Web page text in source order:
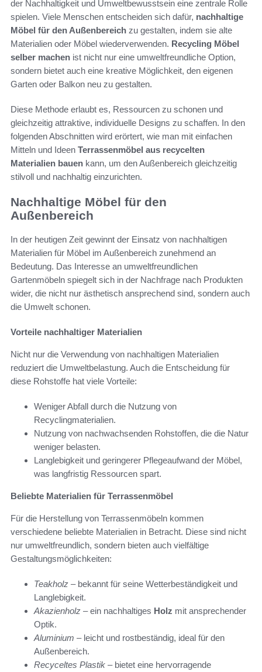
der Nachhaltigkeit und Umweltbewusstsein eine zentrale Rolle
spielen. Viele Menschen entscheiden sich dafür, nachhaltige
Möbel für den Außenbereich zu gestalten, indem sie alte
Materialien oder Möbel wiederverwenden. Recycling Möbel
selber machen ist nicht nur eine umweltfreundliche Option,
sondern bietet auch eine kreative Möglichkeit, den eigenen
Garten oder Balkon neu zu gestalten.
Diese Methode erlaubt es, Ressourcen zu schonen und
gleichzeitig attraktive, individuelle Designs zu schaffen. In den
folgenden Abschnitten wird erörtert, wie man mit einfachen
Mitteln und Ideen Terrassenmöbel aus recycelten
Materialien bauen kann, um den Außenbereich gleichzeitig
stilvoll und nachhaltig einzurichten.
Nachhaltige Möbel für den
Außenbereich
In der heutigen Zeit gewinnt der Einsatz von nachhaltigen
Materialien für Möbel im Außenbereich zunehmend an
Bedeutung. Das Interesse an umweltfreundlichen
Gartenmöbeln spiegelt sich in der Nachfrage nach Produkten
wider, die nicht nur ästhetisch ansprechend sind, sondern auch
die Umwelt schonen.
Vorteile nachhaltiger Materialien
Nicht nur die Verwendung von nachhaltigen Materialien
reduziert die Umweltbelastung. Auch die Entscheidung für
diese Rohstoffe hat viele Vorteile:
Weniger Abfall durch die Nutzung von
Recyclingmaterialien.
Nutzung von nachwachsenden Rohstoffen, die die Natur
weniger belasten.
Langlebigkeit und geringerer Pflegeaufwand der Möbel,
was langfristig Ressourcen spart.
Beliebte Materialien für Terrassenmöbel
Für die Herstellung von Terrassenmöbeln kommen
verschiedene beliebte Materialien in Betracht. Diese sind nicht
nur umweltfreundlich, sondern bieten auch vielfältige
Gestaltungsmöglichkeiten:
Teakholz – bekannt für seine Wetterbeständigkeit und
Langlebigkeit.
Akazienholz – ein nachhaltiges Holz mit ansprechender
Optik.
Aluminium – leicht und rostbeständig, ideal für den
Außenbereich.
Recyceltes Plastik – bietet eine hervorragende